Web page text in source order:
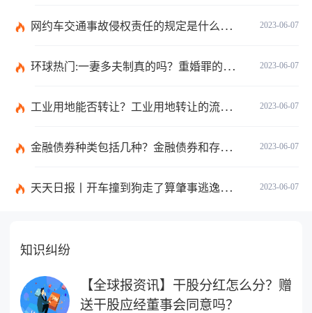
2023-06-07
网约车交通事故侵权责任的规定是什么？侵权责任的承担方式是什么？
2023-06-07
环球热门:一妻多夫制真的吗？重婚罪的构成要件是什么呢？
2023-06-07
工业用地能否转让？工业用地转让的流程是什么？
2023-06-07
金融债券种类包括几种？金融债券和存款的区别是什么？ 全球百事通
2023-06-07
天天日报丨开车撞到狗走了算肇事逃逸吗？开车撞到狗有什么责任？
知识纠纷
【全球报资讯】干股分红怎么分？赠
送干股应经董事会同意吗？